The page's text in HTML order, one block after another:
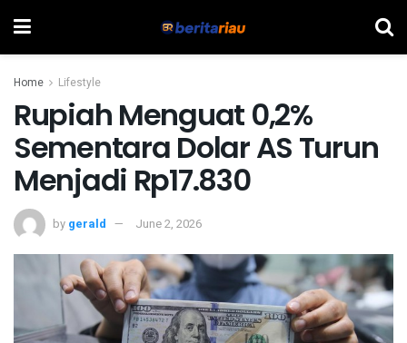
Home Lifestyle
Rupiah Menguat 0,2%
Sementara Dolar AS Turun
Menjadi Rp17.830
by gerald June 2, 2026